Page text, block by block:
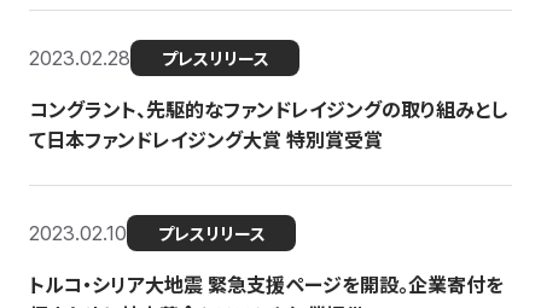
2023.02.28 プレスリリース
コングラント、先駆的なファンドレイジングの取り組みとし
て日本ファンドレイジング大賞 特別賞受賞
2023.02.10 プレスリリース
トルコ・シリア大地震 緊急支援ページを開設。企業寄付を